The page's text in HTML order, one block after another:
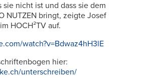
sie nicht ist und dass sie dem
NUTZEN bringt, zeigte Josef
HOCH²TV auf.
watch?v=Bdwaz4hH3lE
hier:
unterschreiben/